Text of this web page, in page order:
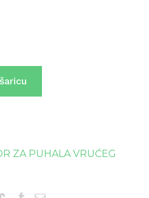
ZA PUHALA VRUĆEG